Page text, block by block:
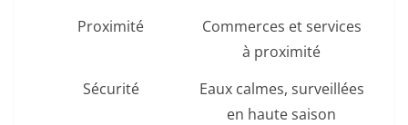
Proximité
Commerces et services
à proximité
Sécurité
Eaux calmes, surveillées
en haute saison